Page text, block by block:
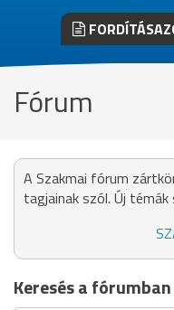
Fórum
A Szakmai fórum
tagjainak szól. Új
Keresés a fórumban